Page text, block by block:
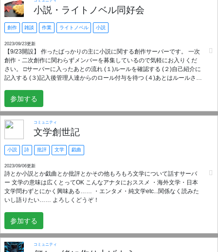
小説・ライトノベル同好会
創作 雑談 作業 ライトノベル 小説
2023/09/23更新
【9/23開設】 作ったばっかりの主に小説に関する創作サーバーです。 一次
創作・二次創作に関わらずメンバーを募集しているので気軽にお入りくだ
さい。 □サーバーに入ったあとの流れ (１)ルールを確認する (２)自己紹介に
記入する (３)記入後管理人達からのロール付与を待つ (４)あとはルールさえ
付与部屋で自分に合った物を付与してください。
参加する
コミュニティ
文学創世記
小説 詩 批評 文学 戯曲
2023/09/06更新
詩とか小説とか戯曲とか批評とかその他もろもろ文学について話すサーバ
ー 文学の意味は広くとってOK こんなアナタにおススメ ・海外文学・日本
文学問わずとにかく興味ある…… ・エンタメ・純文学etc...関係なく読みた
いし語りたい…… よろしくどうぞ！
参加する
コミュニティ